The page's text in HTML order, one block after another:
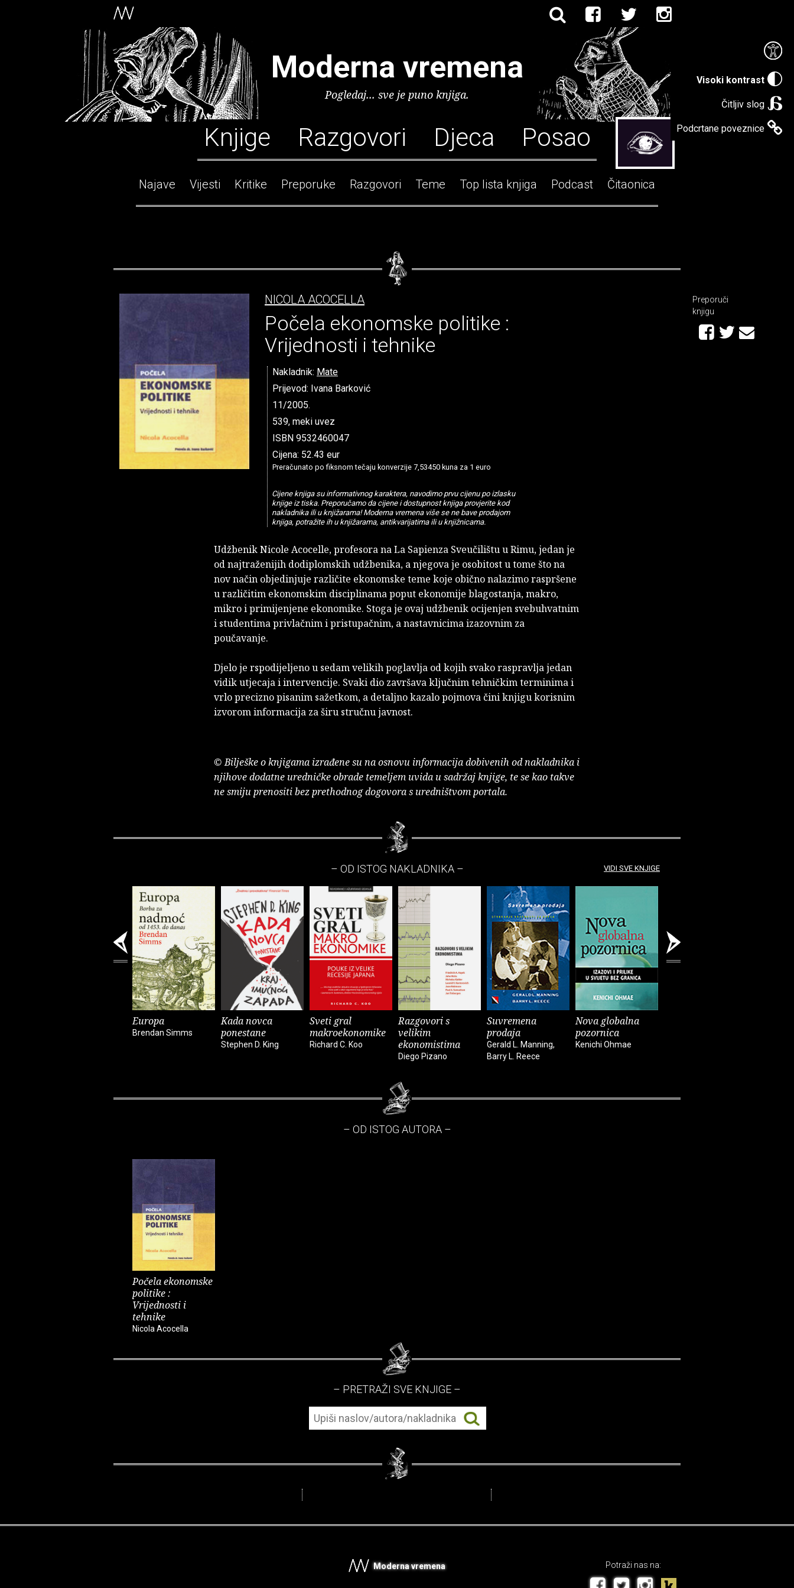
Visoki kontrast
Čitljiv slog
Podcrtane poveznice
Moderna vremena
Pogledaj... sve je puno knjiga.
Knjige Razgovori Djeca Posao
Najave Vijesti Kritike Preporuke Razgovori Teme Top lista knjiga Podcast Čitaonica
NICOLA ACOCELLA
Počela ekonomske politike :
Vrijednosti i tehnike
Nakladnik: Mate
Prijevod: Ivana Barković
11/2005.
539, meki uvez
ISBN 9532460047
Cijena: 52.43 eur
Preračunato po fiksnom tečaju konverzije 7,53450 kuna za 1 euro
Cijene knjiga su informativnog karaktera, navodimo prvu cijenu po izlasku
knjige iz tiska. Preporučamo da cijene i dostupnost knjiga provjerite kod
nakladnika ili u knjižarama! Moderna vremena više se ne bave prodajom
knjiga, potražite ih u knjižarama, antikvarijatima ili u knjižnicama.
Udžbenik Nicole Acocelle, profesora na La Sapienza Sveučilištu u Rimu, jedan je
od najtraženijih dodiplomskih udžbenika, a njegova je osobitost u tome što na
nov način objedinjuje različite ekonomske teme koje obično nalazimo raspršene
u različitim ekonomskim disciplinama poput ekonomije blagostanja, makro,
mikro i primijenjene ekonomike. Stoga je ovaj udžbenik ocijenjen svebuhvatnim
i studentima privlačnim i pristupačnim, a nastavnicima izazovnim za
poučavanje.
Djelo je rspodijeljeno u sedam velikih poglavlja od kojih svako raspravlja jedan
vidik utjecaja i intervencije. Svaki dio završava ključnim tehničkim terminima i
vrlo precizno pisanim sažetkom, a detaljno kazalo pojmova čini knjigu korisnim
izvorom informacija za širu stručnu javnost.
© Bilješke o knjigama izrađene su na osnovu informacija dobivenih od nakladnika i
njihove dodatne uredničke obrade temeljem uvida u sadržaj knjige, te se kao takve
ne smiju prenositi bez prethodnog dogovora s uredništvom portala.
Preporuči
knjigu
– OD ISTOG NAKLADNIKA –
Europa
Brendan Simms
Kada novca
ponestane
Stephen D. King
Sveti gral
makroekonomike
Richard C. Koo
Razgovori s
velikim
ekonomistima
Diego Pizano
Suvremena
prodaja
Gerald L. Manning,
Barry L. Reece
Nova globalna
pozornica
Kenichi Ohmae
VIDI SVE KNJIGE
– OD ISTOG AUTORA –
Počela ekonomske
politike :
Vrijednosti i
tehnike
Nicola Acocella
– PRETRAŽI SVE KNJIGE –
Moderna vremena Potraži nas na: